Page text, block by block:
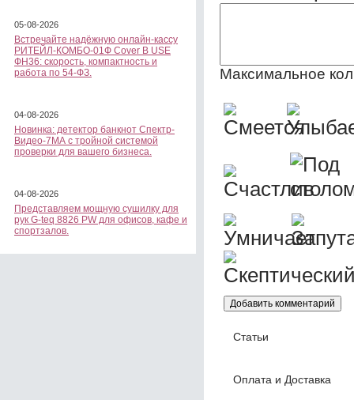
05-08-2026
Встречайте надёжную онлайн-кассу
РИТЕЙЛ-КОМБО-01Ф Cover B USE
ФН36: скорость, компактность и
работа по 54-ФЗ.
04-08-2026
Новинка: детектор банкнот Спектр-
Видео-7МА с тройной системой
проверки для вашего бизнеса.
04-08-2026
Представляем мощную сушилку для
рук G-teq 8826 PW для офисов, кафе и
спортзалов.
Максимальное
Статьи
Оплата и Доставка